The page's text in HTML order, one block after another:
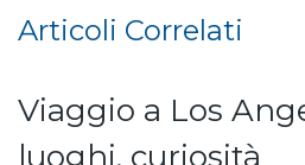
Articoli Correlati
Viaggio a Los
luoghi, curiosità